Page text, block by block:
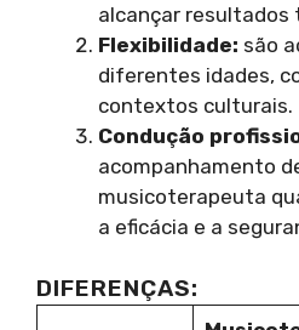
alcançar resultados
Flexibilidade: são
diferentes idades,
contextos culturais.
Condução
acompanhamento
musicoterapeuta
a eficácia e a
DIFERENÇAS: